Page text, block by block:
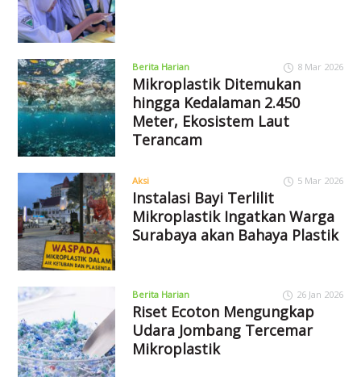
Berita Harian 8 Mar 2026
Mikroplastik Ditemukan
hingga Kedalaman 2.450
Meter, Ekosistem Laut
Terancam
Aksi 5 Mar 2026
Instalasi Bayi Terlilit
Mikroplastik Ingatkan Warga
Surabaya akan Bahaya Plastik
Berita Harian 26 Jan 2026
Riset Ecoton Mengungkap
Udara Jombang Tercemar
Mikroplastik